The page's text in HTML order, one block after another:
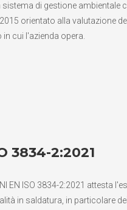
sistema di gestione ambientale
orientato alla valutazione
cui l'azienda opera.
3834-2:2021
EN ISO 3834-2:2021 attesta
in saldatura, in particolare